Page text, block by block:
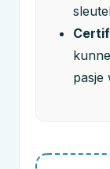
pasje